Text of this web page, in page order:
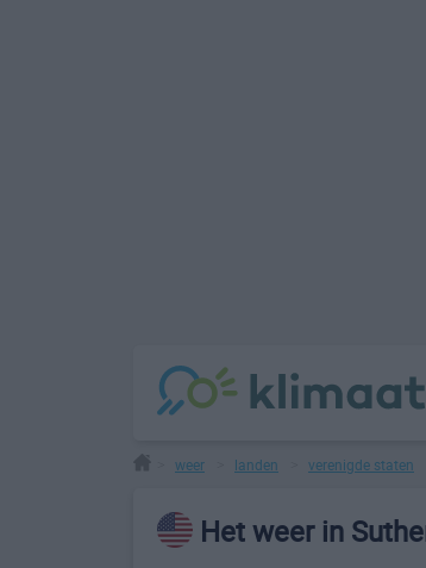
weer landen verenigde staten
Het weer in